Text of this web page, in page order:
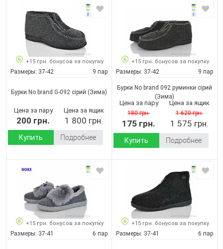
+15 грн. бонусов за покупку
Размеры: 37-42 9 пар
Бурки No brand G-092 cірий (Зима)
Цена за пару
200 грн.
Цена за ящик
1 800 грн.
Купить Подробнее
+15 грн. бонусов за покупку
Размеры: 37-42 9 пар
Бурки No brand 092 руминки сірий
(Зима)
Цена за пару
180 грн.
175 грн.
Цена за ящик
1 620 грн.
1 575 грн.
Купить Подробнее
+15 грн. бонусов за покупку
Размеры: 37-41 6 пар
+15 грн. бонусов за покупку
Размеры: 37-41 6 пар